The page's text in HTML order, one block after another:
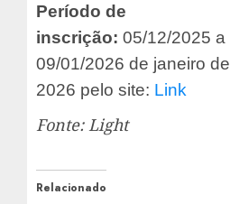
Período de
inscrição: 05/12/2025 a
09/01/2026 de janeiro de
2026 pelo site: Link
Fonte: Light
Relacionado